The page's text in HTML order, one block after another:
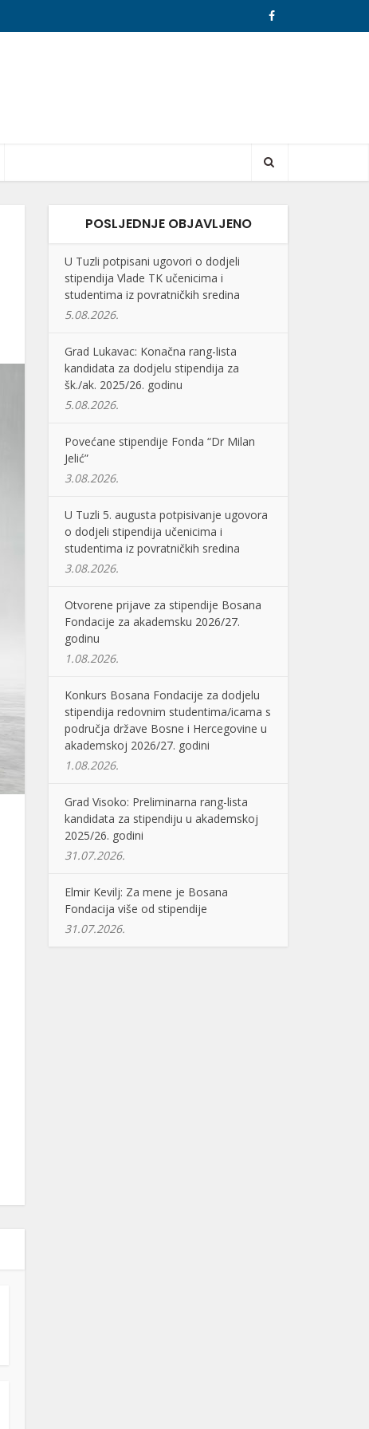
POSLJEDNJE OBJAVLJENO
U Tuzli potpisani ugovori o dodjeli
stipendija Vlade TK učenicima i
studentima iz povratničkih sredina
5.08.2026.
Grad Lukavac: Konačna rang-lista
kandidata za dodjelu stipendija za
šk./ak. 2025/26. godinu
5.08.2026.
Povećane stipendije Fonda “Dr Milan
Jelić”
3.08.2026.
U Tuzli 5. augusta potpisivanje ugovora
o dodjeli stipendija učenicima i
studentima iz povratničkih sredina
3.08.2026.
Otvorene prijave za stipendije Bosana
Fondacije za akademsku 2026/27.
godinu
1.08.2026.
Konkurs Bosana Fondacije za dodjelu
stipendija redovnim studentima/icama s
područja države Bosne i Hercegovine u
akademskoj 2026/27. godini
1.08.2026.
Grad Visoko: Preliminarna rang-lista
kandidata za stipendiju u akademskoj
2025/26. godini
31.07.2026.
Elmir Kevilj: Za mene je Bosana
Fondacija više od stipendije
31.07.2026.